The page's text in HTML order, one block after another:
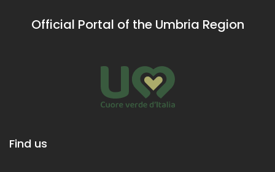
Official Portal of the Umbria Region
Find us